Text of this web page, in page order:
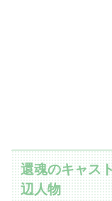
還魂のキャス
辺人物